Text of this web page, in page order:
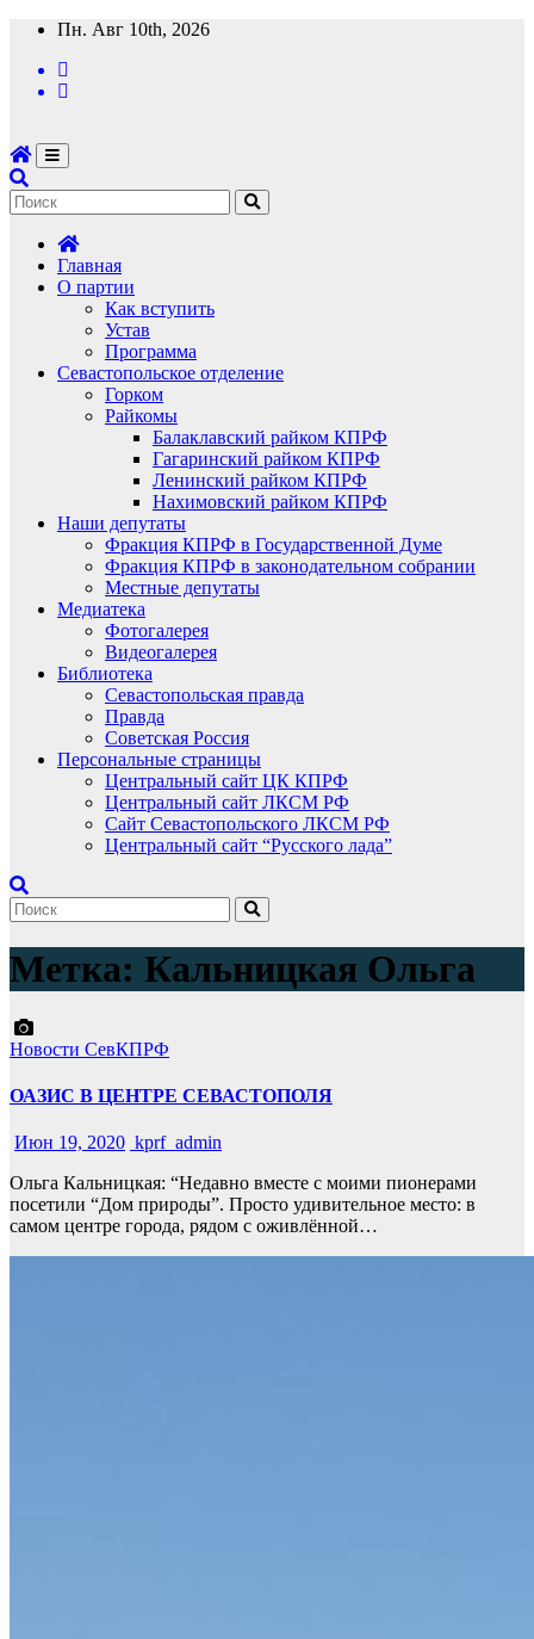
Перейти
содержимому
Пн. Авг 10th, 2026
Главная
О партии
Как вступить
Устав
Программа
Севастопольское отделение
Горком
Райкомы
Балаклавский райком КПРФ
Гагаринский райком КПРФ
Ленинский райком КПРФ
Нахимовский райком КПРФ
Наши депутаты
Фракция КПРФ в Государственной Думе
Фракция КПРФ в законодательном собрании
Местные депутаты
Медиатека
Фотогалерея
Видеогалерея
Библиотека
Севастопольская правда
Правда
Советская Россия
Персональные страницы
Центральный сайт ЦК КПРФ
Центральный сайт ЛКСМ РФ
Сайт Севастопольского ЛКСМ РФ
Центральный сайт “Русского лада”
Метка: Кальницкая Ольга
Новости СевКПРФ
ОАЗИС В ЦЕНТРЕ СЕВАСТОПОЛЯ
Июн 19, 2020 kprf_admin
Ольга Кальницкая: “Недавно вместе с моими пионерами
посетили “Дом природы”. Просто удивительное место: в
самом центре города, рядом с оживлённой…